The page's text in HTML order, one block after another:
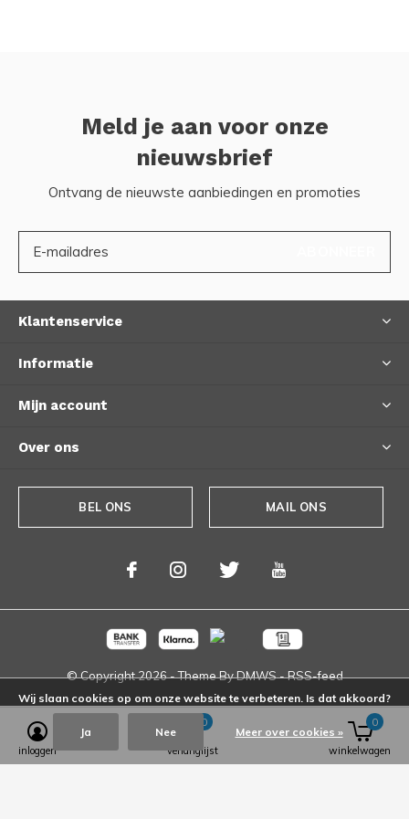
Meld je aan voor onze
nieuwsbrief
Ontvang de nieuwste aanbiedingen en promoties
Klantenservice
Informatie
Mijn account
Over ons
BEL ONS MAIL ONS
© Copyright2026- Theme ByDMWS-RSS-feed
inloggen verlanglijst
0
winkelwagen
0
Wij slaan cookies op om onze website te verbeteren. Is dat akkoord?
Ja Nee Meer over cookies »